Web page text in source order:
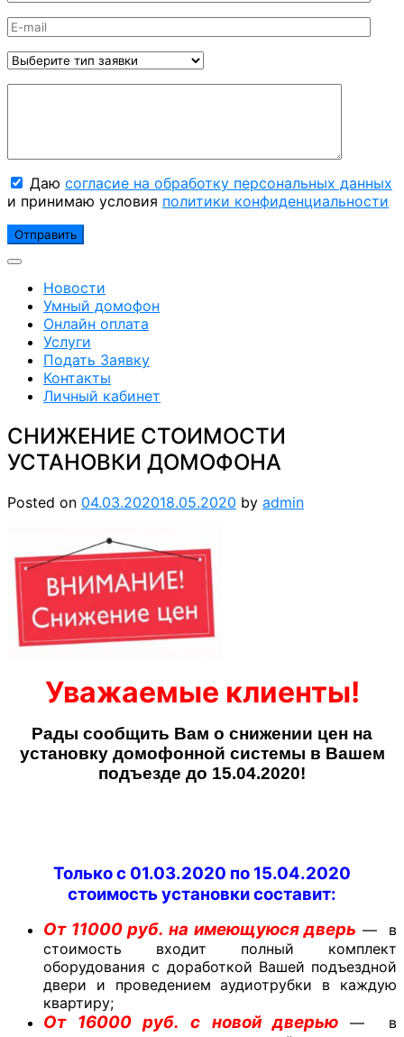
Даю согласие на обработку персональных данных
и принимаю условия политики конфиденциальности
Новости
Умный домофон
Онлайн оплата
Услуги
Подать Заявку
Контакты
Личный кабинет
СНИЖЕНИЕ СТОИМОСТИ
УСТАНОВКИ ДОМОФОНА
Posted on 04.03.202018.05.2020 by admin
Уважаемые клиенты!
Рады сообщить Вам о снижении цен на
установку домофонной системы в Вашем
подъезде до 15.04.2020!
Только с 01.03.2020 по 15.04.2020
стоимость установки составит:
От 11000 руб. на имеющуюся дверь — в
стоимость входит полный комплект
оборудования с доработкой Вашей подъездной
двери и проведением аудиотрубки в каждую
квартиру;
От 16000 руб. с новой дверью — в